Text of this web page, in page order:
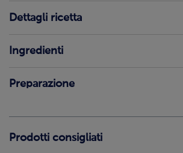
Dettagli ricetta
Ingredienti
Preparazione
Prodotti consigliati